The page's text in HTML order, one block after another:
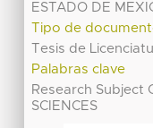
ESTADO DE
Tipo de
Tesis de
Palabras clave
Research Subject
SCIENCES